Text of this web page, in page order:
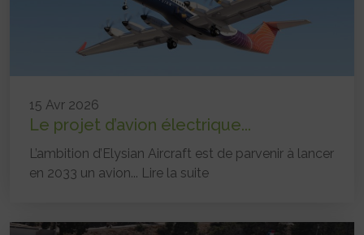
15 Avr 2026
Le projet d’avion électrique...
L’ambition d’Elysian Aircraft est de parvenir à lancer
en 2033 un avion... Lire la suite